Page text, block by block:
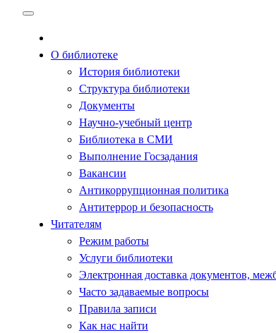
содержимому
О библиотеке
История библиотеки
Структура библиотеки
Документы
Научно-учебный центр
Библиотека в СМИ
Выполнение Госзадания
Вакансии
Антикоррупционная политика
Антитеррор и безопасность
Читателям
Режим работы
Услуги библиотеки
Электронная доставка документов,
Часто задаваемые вопросы
Правила записи
Как нас найти